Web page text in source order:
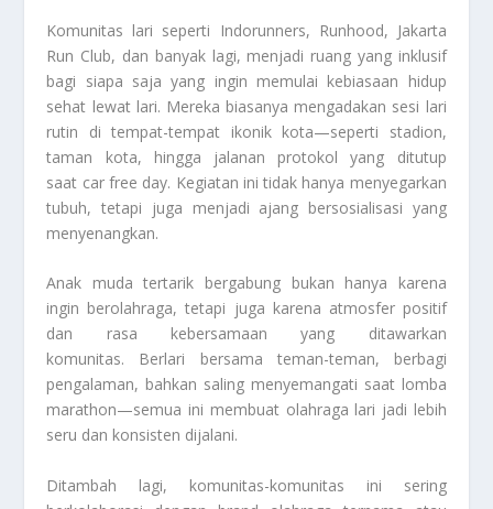
Komunitas lari seperti Indorunners, Runhood, Jakarta
Run Club, dan banyak lagi, menjadi ruang yang inklusif
bagi siapa saja yang ingin memulai kebiasaan hidup
sehat lewat lari. Mereka biasanya mengadakan sesi lari
rutin di tempat-tempat ikonik kota—seperti stadion,
taman kota, hingga jalanan protokol yang ditutup
saat car free day. Kegiatan ini tidak hanya menyegarkan
tubuh, tetapi juga menjadi ajang bersosialisasi yang
menyenangkan.
Anak muda tertarik bergabung bukan hanya karena
ingin berolahraga, tetapi juga karena atmosfer positif
dan rasa kebersamaan yang ditawarkan
komunitas. Berlari bersama teman-teman, berbagi
pengalaman, bahkan saling menyemangati saat lomba
marathon—semua ini membuat olahraga lari jadi lebih
seru dan konsisten dijalani.
Ditambah lagi, komunitas-komunitas ini sering